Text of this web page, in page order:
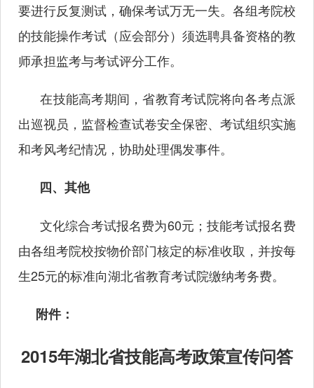
要进行反复测试，确保考试万无一失。各组考院校
的技能操作考试（应会部分）须选聘具备资格的教
师承担监考与考试评分工作。
在技能高考期间，省教育考试院将向各考点派
出巡视员，监督检查试卷安全保密、考试组织实施
和考风考纪情况，协助处理偶发事件。
四、其他
文化综合考试报名费为60元；技能考试报名费
由各组考院校按物价部门核定的标准收取，并按每
生25元的标准向湖北省教育考试院缴纳考务费。
附件：
2015年湖北省技能高考政策宣传问答